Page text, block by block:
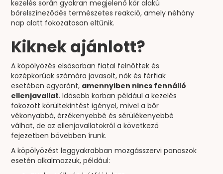
kezelés során gyakran megjelenő kör alakú
bőrelszíneződés természetes reakció, amely néhány
nap alatt fokozatosan eltűnik.
Kiknek ajánlott?
A köpölyözés elsősorban fiatal felnőttek és
középkorúak számára javasolt, nők és férfiak
esetében egyaránt, amennyiben nincs fennálló
ellenjavallat. Idősebb korban például a kezelés
fokozott körültekintést igényel, mivel a bőr
vékonyabbá, érzékenyebbé és sérülékenyebbé
válhat, de az ellenjavallatokról a következő
fejezetben bővebben írunk.
A köpölyözést leggyakrabban mozgásszervi panaszok
esetén alkalmazzuk, például: